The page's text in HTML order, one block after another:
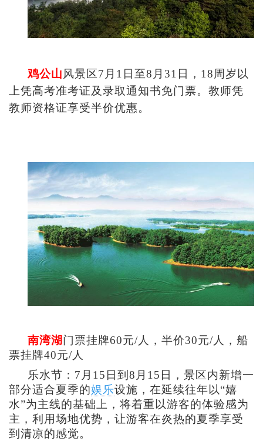
鸡公山风景区7月1日至8月31日，18周岁以
上凭高考准考证及录取通知书免门票。教师凭
教师资格证享受半价优惠。
南湾湖门票挂牌60元/人，半价30元/人，船
票挂牌40元/人
乐水节：7月15日到8月15日，景区内新增一
部分适合夏季的娱乐设施，在延续往年以“嬉
水”为主线的基础上，将着重以游客的体验感为
主，利用场地优势，让游客在炎热的夏季享受
到清凉的感觉。